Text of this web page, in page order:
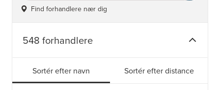
Find forhandlere nær dig
548 forhandlere
Sortér efter navn Sortér efter distance